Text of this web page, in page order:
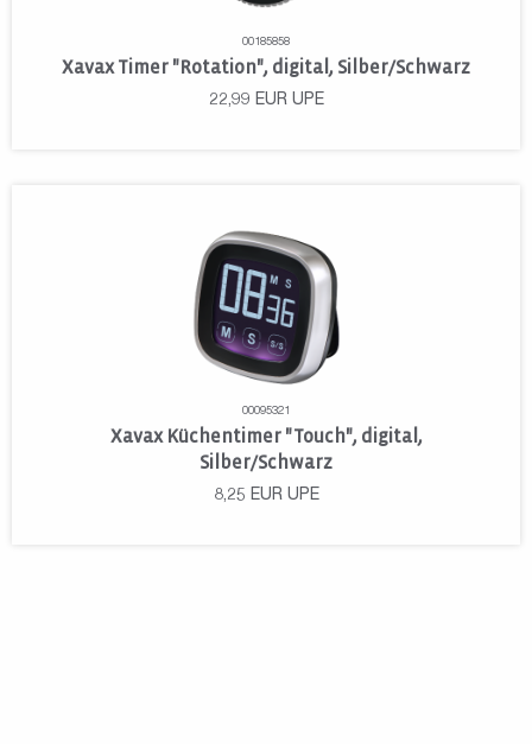
00185858
Xavax Timer "Rotation", digital, Silber/Schwarz
22,99 EUR UPE
00095321
Xavax Küchentimer "Touch", digital,
Silber/Schwarz
8,25 EUR UPE